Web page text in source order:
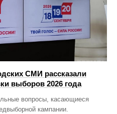
СМИ рассказали
выборов 2026 года
вопросы, касающиеся
кампании.